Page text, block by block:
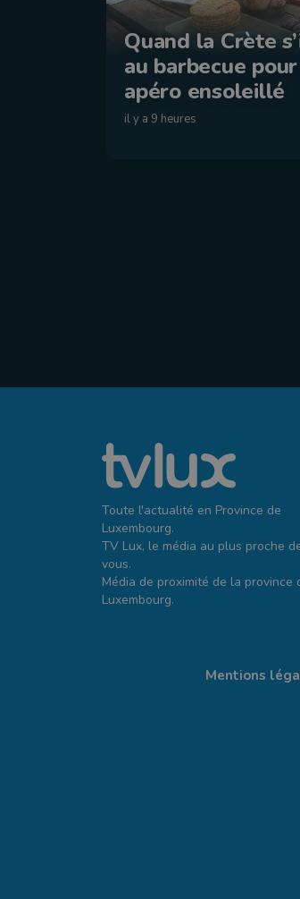
Quand la Crète
au barbecue
apéro ensoleillé
il y a 9 heures
Toute l'actualité en Province de
Luxembourg.
TV Lux, le média au plus proche
vous.
Média de proximité de la province
Luxembourg.
Mentions